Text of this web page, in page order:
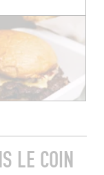
LE COIN